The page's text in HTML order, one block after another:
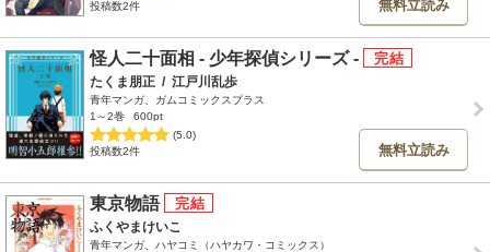
投稿数2件
無料立読み
怪人二十面相 - 少年探偵シリーズ -
たくま朋正 / 江戸川乱歩
青年マンガ、ガムコミックスプラス
1～2巻
600pt
(5.0)
投稿数2件
無料立読み
東京物語
ふくやまけいこ
青年マンガ、ハヤコミ（ハヤカワ・コミックス）